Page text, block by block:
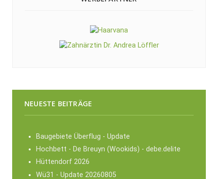
NEUESTE BEITRÄGE
Baugebiete Überflug - Update
Hochbett - De Breuyn (Wookids) - debe.delite
Hüttendorf 2026
Wü31 - Update 20260805